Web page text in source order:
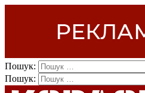
Пошук:
Пошук: